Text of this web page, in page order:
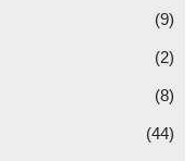
(9)
(2)
(8)
(44)